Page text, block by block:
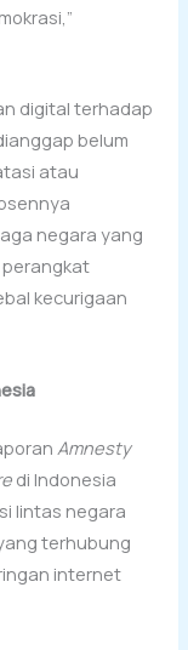
digital terhadap
belum
atau
negara yang
kecurigaan
Amnesty
di Indonesia
lintas negara
terhubung
internet